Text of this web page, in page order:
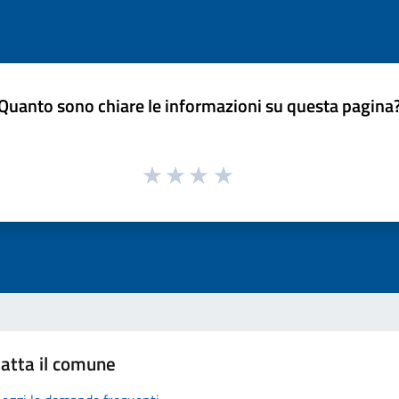
sono chiare le informazioni su questa
il comune